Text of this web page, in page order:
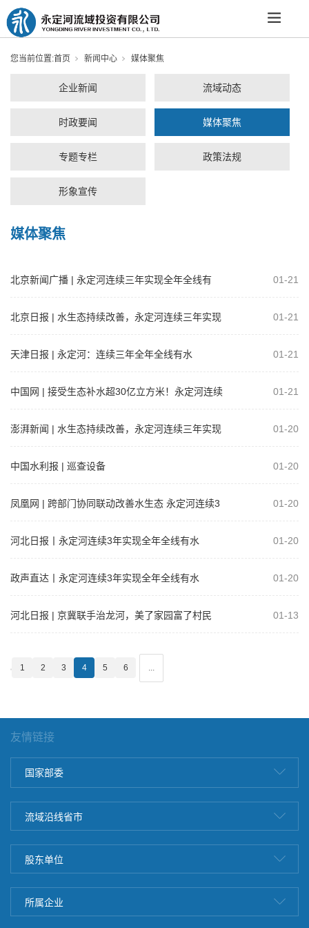
您当前位置:首页 新闻中心 媒体聚焦
企业新闻 流域动态
时政要闻 媒体聚焦
专题专栏 政策法规
形象宣传
媒体聚焦
北京新闻广播 | 永定河连续三年实现全年全线有
01-21
北京日报 | 水生态持续改善，永定河连续三年实现
01-21
天津日报 | 永定河：连续三年全年全线有水 01-21
中国网 | 接受生态补水超30亿立方米！永定河连续
01-21
澎湃新闻 | 水生态持续改善，永定河连续三年实现
01-20
中国水利报 | 巡查设备 01-20
凤凰网 | 跨部门协同联动改善水生态 永定河连续3
01-20
河北日报丨永定河连续3年实现全年全线有水 01-20
政声直达丨永定河连续3年实现全年全线有水 01-20
河北日报 | 京冀联手治龙河，美了家园富了村民 01-13
1 2 3 4 5 6 ...
友情链接
国家部委
流域沿线省市
股东单位
所属企业